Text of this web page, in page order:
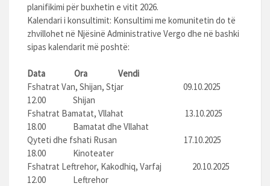
planifikimi për buxhetin e vitit 2026.
Kalendari i konsultimit: Konsultimi me komunitetin do të
zhvillohet në Njësinë Administrative Vergo dhe në bashki
sipas kalendarit më poshtë:
Data Ora Vendi
Fshatrat Van, Shijan, Stjar 09.10.2025
12.00 Shijan
Fshatrat Bamatat, Vllahat 13.10.2025
18.00 Bamatat dhe Vllahat
Qyteti dhe fshati Rusan 17.10.2025
18.00 Kinoteater
Fshatrat Leftrehor, Kakodhiq, Varfaj 20.10.2025
12.00 Leftrehor